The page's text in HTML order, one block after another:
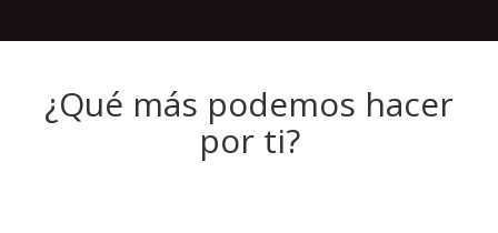
¿Qué más podemos hacer
por ti?